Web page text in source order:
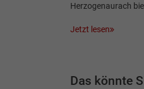
Herzogenaurach
Jetzt lesen
Das könnte